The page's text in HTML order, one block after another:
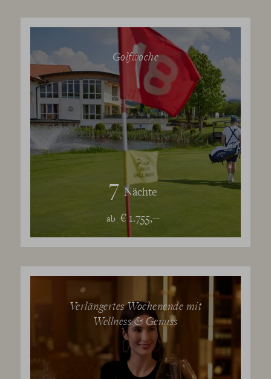
Verlängertes Wochenende mit
Wellness & Genuss
Golfwoche
7 Nächte
ab € 1.755,--